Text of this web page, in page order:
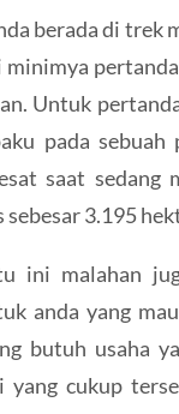
berada di trek
Untuk
pada
saat sedang
sebesar 3.195
ini malahan
anda yang
butuh usaha
yang cukup